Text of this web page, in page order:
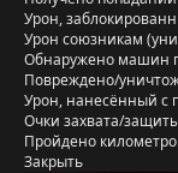
Урон,
Урон союзникам
Обнаружено машин
Повреждено/
Урон, нанесённый с
Очки захвата/
Пройдено
Закрыть